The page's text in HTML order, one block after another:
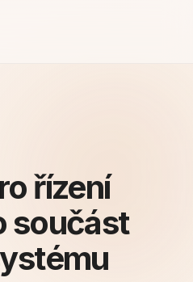
řízení
součást